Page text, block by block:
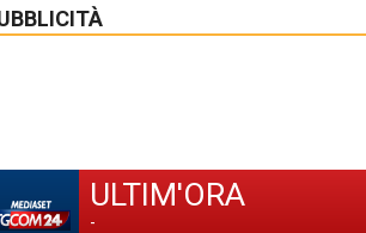
ULTIM'ORA
-